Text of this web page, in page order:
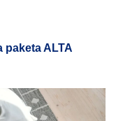
paketa ALTA